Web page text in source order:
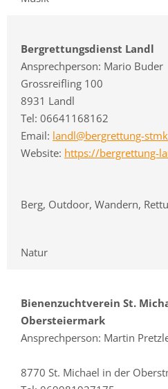
Bergrettungsdienst Landl
Ansprechperson: Mario Buder
Grossreifling 100
8931 Landl
Tel: 06641168162
Email: landl@bergrettung-
Website: https://bergrettung-
Berg, Outdoor, Wandern,
Natur
Bienenzuchtverein St.
Obersteiermark
Ansprechperson: Martin
8770 St. Michael in der